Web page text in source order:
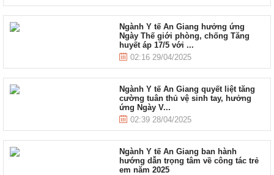
Ngành Y tế An Giang hưởng ứng
Ngày Thế giới phòng, chống Tăng
huyết áp 17/5 với ...
02:16 29/04/2025
Ngành Y tế An Giang quyết liệt tăng
cường tuân thủ vệ sinh tay, hưởng
ứng Ngày V...
02:39 28/04/2025
Ngành Y tế An Giang ban hành
hướng dẫn trọng tâm về công tác trẻ
em năm 2025